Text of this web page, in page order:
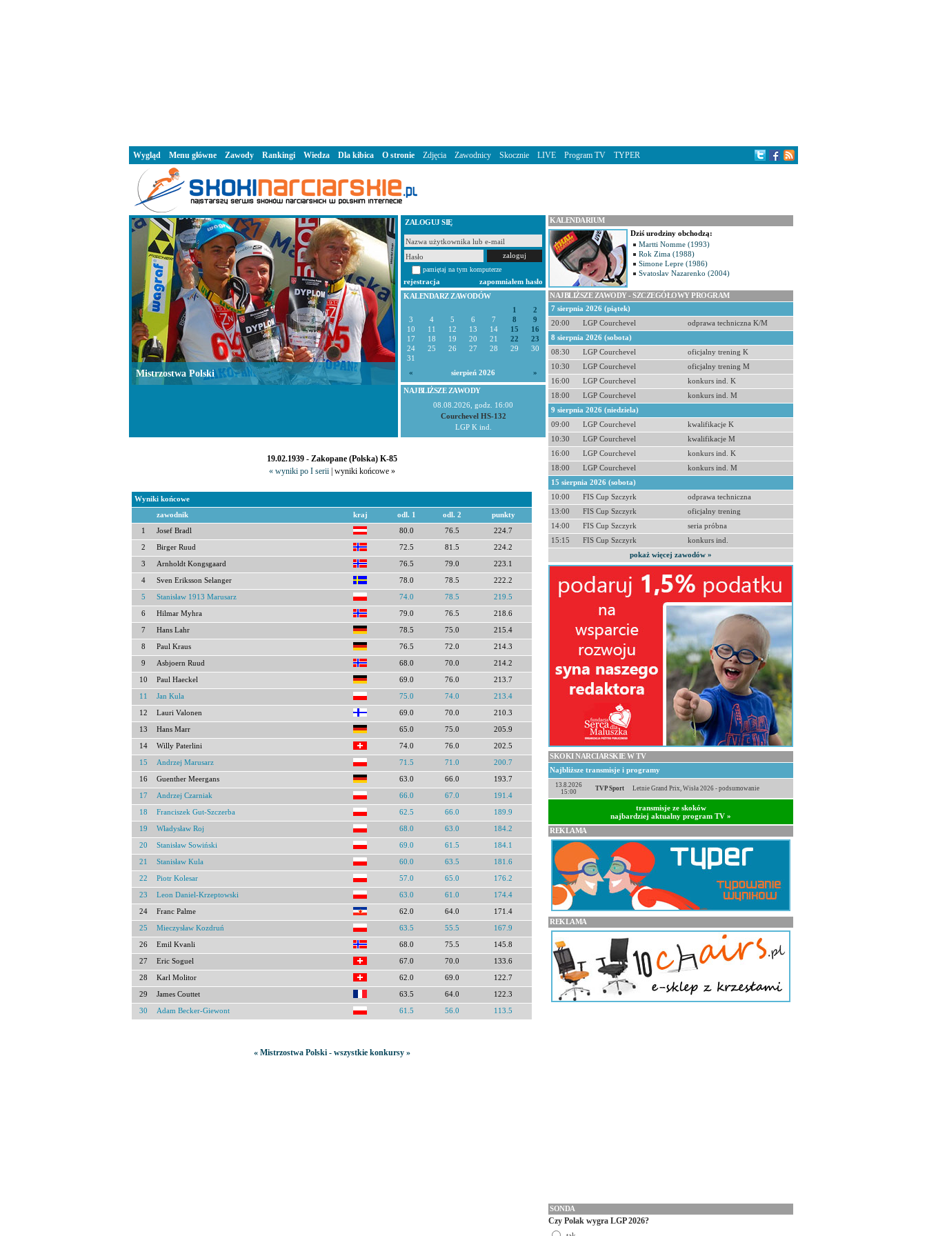
ZALOGUJ SIĘ
pamiętaj na tym komputerze
rejestracja
zapomniałem hasło
KALENDARZ ZAWODÓW
1
2
3
4 5 6 7 8
9
10
11 12 13 14 15
16
17
18 19 20 21 22
23
24
25 26 27 28 29
30
31
«
sierpień 2026 »
NAJBLIŻSZE ZAWODY
08.08.2026, godz. 16:00
Courchevel HS-132
LGP K ind.
19.02.1939 - Zakopane (Polska) K-85
« wyniki po I serii| wyniki końcowe »
Wyniki końcowe
zawodnik kraj odl. 1 odl. 2 punkty
1 Josef Bradl 80.0 76.5 224.7
2 Birger Ruud 72.5 81.5 224.2
3 Arnholdt Kongsgaard 76.5 79.0 223.1
4 Sven Eriksson Selanger 78.0 78.5 222.2
5 Stanisław 1913 Marusarz 74.0 78.5 219.5
6 Hilmar Myhra 79.0 76.5 218.6
7 Hans Lahr 78.5 75.0 215.4
8 Paul Kraus 76.5 72.0 214.3
9 Asbjoern Ruud 68.0 70.0 214.2
10 Paul Haeckel 69.0 76.0 213.7
11 Jan Kula 75.0 74.0 213.4
12 Lauri Valonen 69.0 70.0 210.3
13 Hans Marr 65.0 75.0 205.9
14 Willy Paterlini 74.0 76.0 202.5
15 Andrzej Marusarz 71.5 71.0 200.7
16 Guenther Meergans 63.0 66.0 193.7
17 Andrzej Czarniak 66.0 67.0 191.4
18 Franciszek Gut-Szczerba 62.5 66.0 189.9
19 Władysław Roj 68.0 63.0 184.2
20 Stanisław Sowiński 69.0 61.5 184.1
21 Stanisław Kula 60.0 63.5 181.6
22 Piotr Kolesar 57.0 65.0 176.2
23 Leon Daniel-Krzeptowski 63.0 61.0 174.4
24 Franc Palme 62.0 64.0 171.4
25 Mieczysław Kozdruń 63.5 55.5 167.9
26 Emil Kvanli 68.0 75.5 145.8
27 Eric Soguel 67.0 70.0 133.6
28 Karl Molitor 62.0 69.0 122.7
29 James Couttet 63.5 64.0 122.3
30 Adam Becker-Giewont 61.5 56.0 113.5
« Mistrzostwa Polski - wszystkie konkursy »
Mistrzostwa Polski
KALENDARIUM
Dziś urodziny obchodzą:
Martti Nomme (1993)
Rok Zima (1988)
Simone Lepre (1986)
Svatoslav Nazarenko (2004)
NAJBLIŻSZE ZAWODY - SZCZEGÓŁOWY PROGRAM
7 sierpnia 2026 (piątek)
20:00
LGP Courchevel
odprawa techniczna K/M
8 sierpnia 2026 (sobota)
08:30
LGP Courchevel
oficjalny trening K
10:30
LGP Courchevel
oficjalny trening M
16:00
LGP Courchevel
konkurs ind. K
18:00
LGP Courchevel
konkurs ind. M
9 sierpnia 2026 (niedziela)
09:00
LGP Courchevel
kwalifikacje K
10:30
LGP Courchevel
kwalifikacje M
16:00
LGP Courchevel
konkurs ind. K
18:00
LGP Courchevel
konkurs ind. M
15 sierpnia 2026 (sobota)
10:00
FIS Cup Szczyrk
odprawa techniczna
13:00
FIS Cup Szczyrk
oficjalny trening
14:00
FIS Cup Szczyrk
seria próbna
15:15
FIS Cup Szczyrk
konkurs ind.
pokaż więcej zawodów »
SKOKI NARCIARSKIE W TV
Najbliższe transmisje i programy
13.8.2026
15:00
TVP Sport Letnie Grand Prix, Wisła 2026 - podsumowanie
transmisje ze skoków
najbardziej aktualny program TV »
REKLAMA
REKLAMA
SONDA
Czy Polak wygra LGP 2026?
Wygląd Menu główne Zawody Rankingi Wiedza Dla kibica O stronie Zdjęcia Zawodnicy Skocznie LIVE Program TV TYPER